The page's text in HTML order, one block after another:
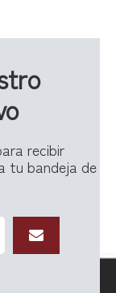
recibir
tu bandeja de